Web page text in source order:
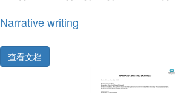
Narrative writing
查看文档